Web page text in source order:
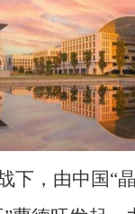
下，由中国“